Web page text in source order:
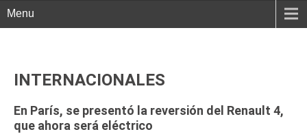
Menu
INTERNACIONALES
En París, se presentó la reversión del Renault 4,
que ahora será eléctrico